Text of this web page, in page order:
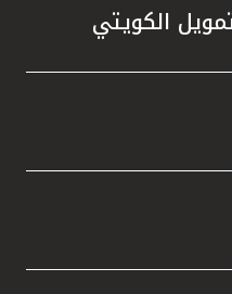
الكويتي